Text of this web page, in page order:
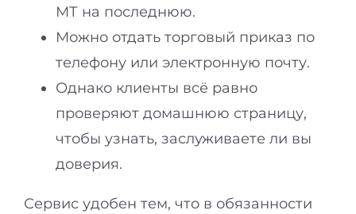
МТ на последнюю.
Можно отдать торговый приказ по
телефону или электронную почту.
Однако клиенты всё равно
проверяют домашнюю страницу,
чтобы узнать, заслуживаете ли вы
доверия.
Сервис удобен тем, что в обязанности